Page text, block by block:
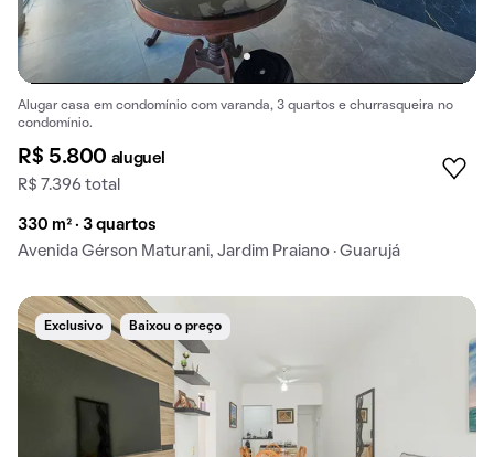
Alugar casa em condomínio com varanda, 3 quartos e churrasqueira no
condomínio.
R$ 5.800 aluguel
R$ 7.396 total
330 m² · 3 quartos
Avenida Gérson Maturani, Jardim Praiano · Guarujá
Exclusivo Baixou o preço